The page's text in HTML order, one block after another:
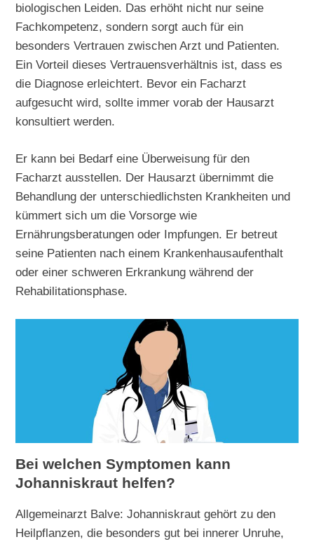
biologischen Leiden. Das erhöht nicht nur seine
Fachkompetenz, sondern sorgt auch für ein
besonders Vertrauen zwischen Arzt und Patienten.
Ein Vorteil dieses Vertrauensverhältnis ist, dass es
die Diagnose erleichtert. Bevor ein Facharzt
aufgesucht wird, sollte immer vorab der Hausarzt
konsultiert werden.
Er kann bei Bedarf eine Überweisung für den
Facharzt ausstellen. Der Hausarzt übernimmt die
Behandlung der unterschiedlichsten Krankheiten und
kümmert sich um die Vorsorge wie
Ernährungsberatungen oder Impfungen. Er betreut
seine Patienten nach einem Krankenhausaufenthalt
oder einer schweren Erkrankung während der
Rehabilitationsphase.
Bei welchen Symptomen kann
Johanniskraut helfen?
Allgemeinarzt Balve: Johanniskraut gehört zu den
Heilpflanzen, die besonders gut bei innerer Unruhe,